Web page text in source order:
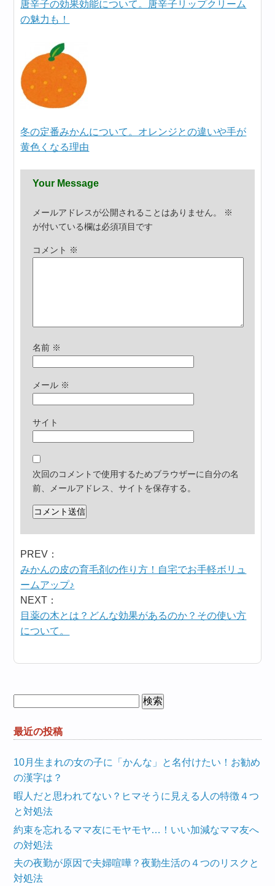
唐辛子の効果効能について。唐辛子リップクリーム
の魅力も！
冬の定番みかんについて。オレンジとの違いや手が
黄色くなる理由
Your Message
メールアドレスが公開されることはありません。
※
が付いている欄は必須項目です
コメント ※
名前 ※
メール ※
サイト
次回のコメントで使用するためブラウザーに自分の名
前、メールアドレス、サイトを保存する。
PREV：
みかんの皮の育毛剤の作り方！自宅でお手軽ボリュ
ームアップ♪
NEXT：
目薬の木とは？どんな効果があるのか？その使い方
について。
最近の投稿
10月生まれの女の子に「かんな」と名付けたい！お勧め
の漢字は？
暇人だと思われてない？ヒマそうに見える人の特徴４つ
と対処法
約束を忘れるママ友にモヤモヤ…！いい加減なママ友へ
の対処法
夫の夜勤が原因で夫婦喧嘩？夜勤生活の４つのリスクと
対処法